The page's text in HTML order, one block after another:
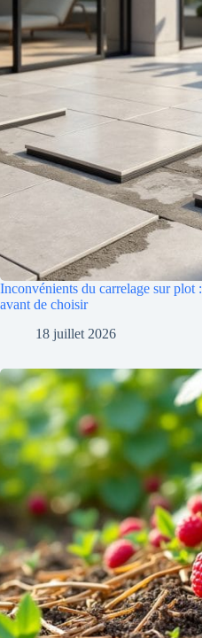
Inconvénients du carrelage sur plot
avant de choisir
18 juillet 2026